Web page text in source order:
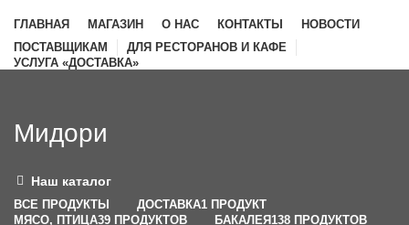
ГЛАВНАЯ МАГАЗИН О НАС КОНТАКТЫ
НОВОСТИ
ПОСТАВЩИКАМ
ДЛЯ РЕСТОРАНОВ И КАФЕ
УСЛУГА «ДОСТАВКА»
Мидори
Наш каталог
ВСЕ ПРОДУКТЫ ДОСТАВКА1 ПРОДУКТ
МЯСО, ПТИЦА39 ПРОДУКТОВ БАКАЛЕЯ138 ПРОДУКТОВ